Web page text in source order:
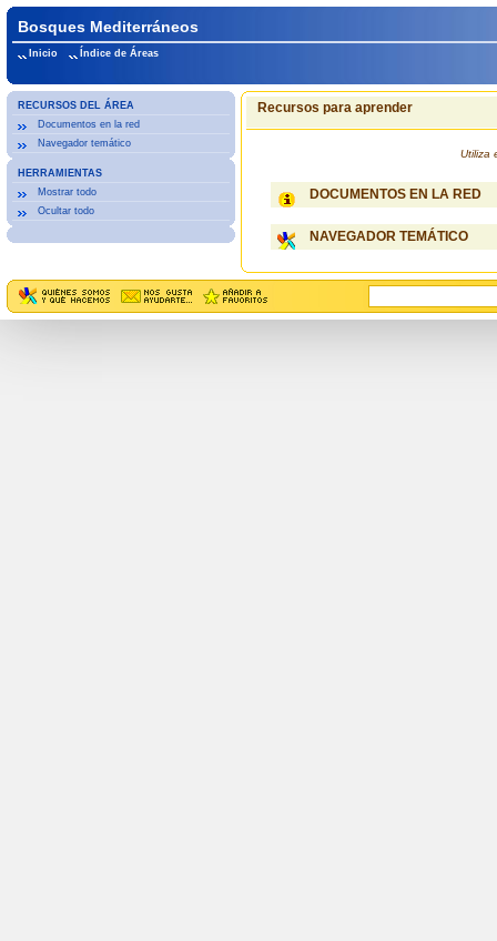
Bosques Mediterráneos
Inicio Índice de Áreas
RECURSOS DEL ÁREA
Documentos en la red
Navegador temático
HERRAMIENTAS
Mostrar todo
Ocultar todo
Recursos para aprender
Utiliza
DOCUMENTOS EN LA RED
NAVEGADOR TEMÁTICO